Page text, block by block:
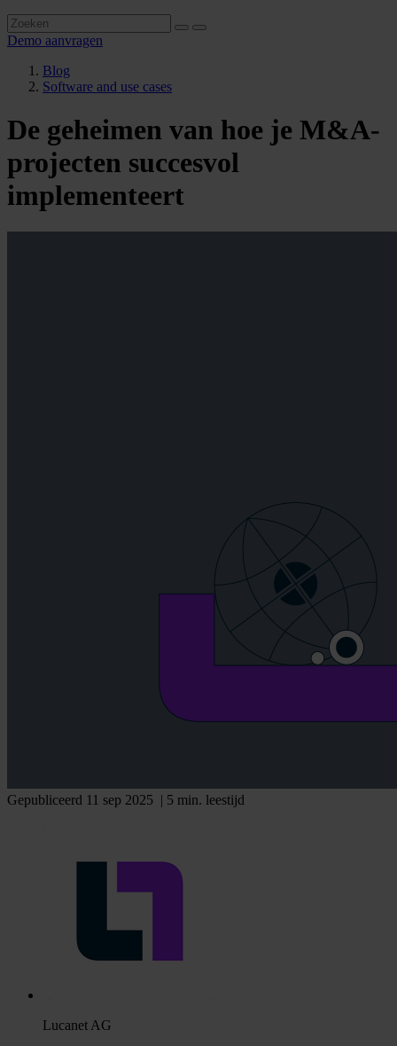
Demo aanvragen
Blog
Software and use cases
De geheimen van hoe je M&A-
projecten succesvol
implementeert
Gepubliceerd 11 sep 2025 | 5 min. leestijd
Lucanet AG